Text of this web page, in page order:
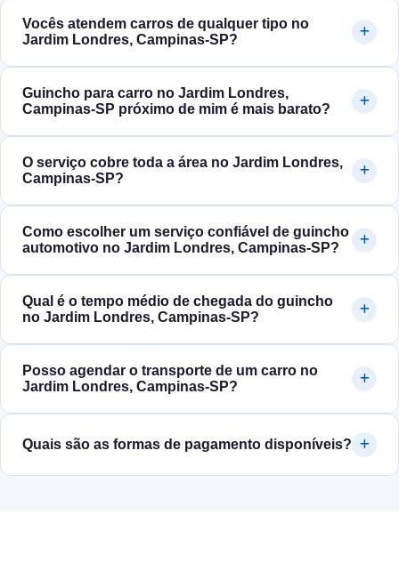
Vocês atendem carros de qualquer tipo no
Jardim Londres, Campinas‑SP?
Guincho para carro no Jardim Londres,
Campinas‑SP próximo de mim é mais barato?
O serviço cobre toda a área no Jardim Londres,
Campinas‑SP?
Como escolher um serviço confiável de guincho
automotivo no Jardim Londres, Campinas‑SP?
Qual é o tempo médio de chegada do guincho
no Jardim Londres, Campinas‑SP?
Posso agendar o transporte de um carro no
Jardim Londres, Campinas‑SP?
Quais são as formas de pagamento disponíveis?